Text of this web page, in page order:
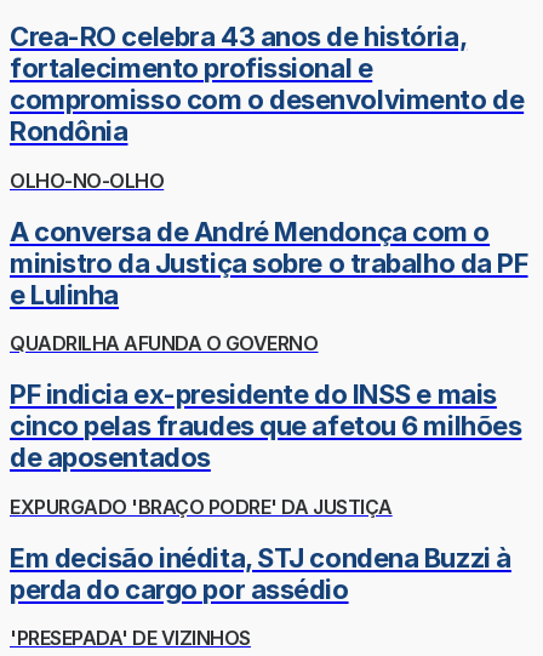
Crea-RO celebra 43 anos de história,
fortalecimento profissional e
compromisso com o desenvolvimento de
Rondônia
OLHO-NO-OLHO
A conversa de André Mendonça com o
ministro da Justiça sobre o trabalho da PF
e Lulinha
QUADRILHA AFUNDA O GOVERNO
PF indicia ex-presidente do INSS e mais
cinco pelas fraudes que afetou 6 milhões
de aposentados
EXPURGADO 'BRAÇO PODRE' DA JUSTIÇA
Em decisão inédita, STJ condena Buzzi à
perda do cargo por assédio
'PRESEPADA' DE VIZINHOS